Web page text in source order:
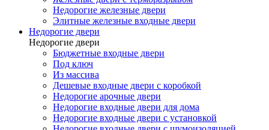
Недорогие железные двери
Элитные железные входные двери
Недорогие двери
Недорогие двери
Бюджетные входные двери
Под ключ
Из массива
Дешевые входные двери с коробкой
Недорогие арочные двери
Недорогие входные двери для дома
Недорогие входные двери с установкой